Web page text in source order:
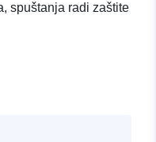
spuštanja radi zaštite